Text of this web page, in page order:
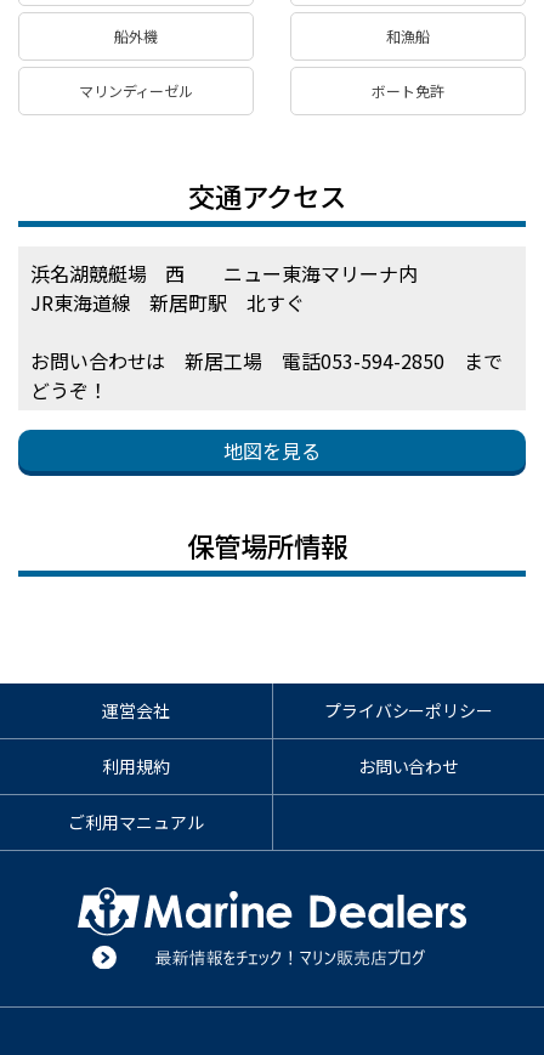
船外機 和漁船
マリンディーゼル ボート免許
交通アクセス
浜名湖競艇場 西 ニュー東海マリーナ内
JR東海道線 新居町駅 北すぐ
お問い合わせは 新居工場 電話053-594-2850 まで
どうぞ！
地図を見る
保管場所情報
運営会社 プライバシーポリシー
利用規約 お問い合わせ
ご利用マニュアル